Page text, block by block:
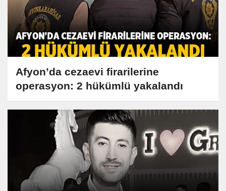
Afyon’da cezaevi firarilerine
operasyon: 2 hükümlü yakalandı